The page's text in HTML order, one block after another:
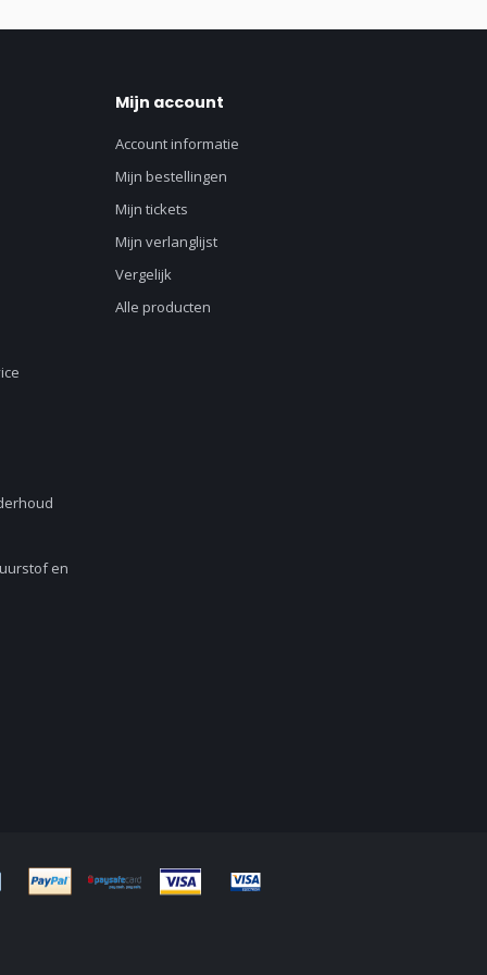
en
Mijn account
Account informatie
Mijn bestellingen
Mijn tickets
Mijn verlanglijst
Vergelijk
Alle producten